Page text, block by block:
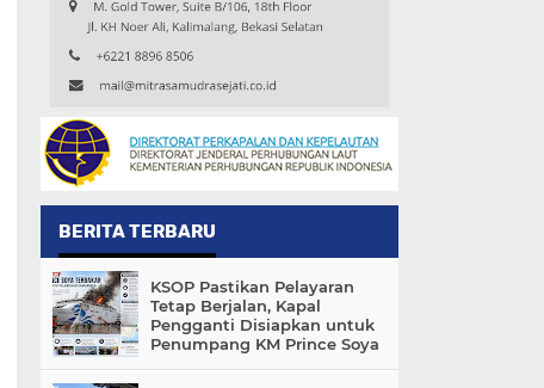
BERITA TERBARU
KSOP Pastikan Pelayaran
Tetap Berjalan, Kapal
Pengganti Disiapkan untuk
Penumpang KM Prince Soya